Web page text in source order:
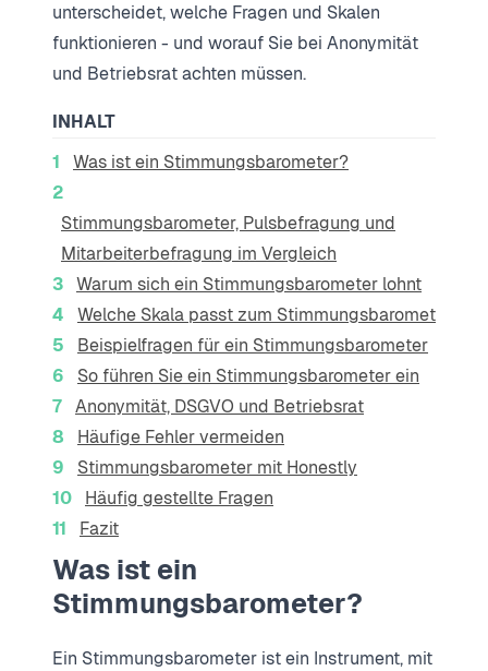
unterscheidet, welche Fragen und Skalen
funktionieren - und worauf Sie bei Anonymität
und Betriebsrat achten müssen.
INHALT
Was ist ein Stimmungsbarometer?
Stimmungsbarometer, Pulsbefragung und
Mitarbeiterbefragung im Vergleich
Warum sich ein Stimmungsbarometer lohnt
Welche Skala passt zum Stimmungsbarometer?
Beispielfragen für ein Stimmungsbarometer
So führen Sie ein Stimmungsbarometer ein
Anonymität, DSGVO und Betriebsrat
Häufige Fehler vermeiden
Stimmungsbarometer mit Honestly
Häufig gestellte Fragen
Fazit
Was ist ein
Stimmungsbarometer?
Ein Stimmungsbarometer ist ein Instrument, mit